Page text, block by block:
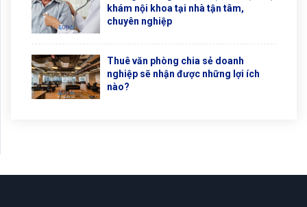
khám nội khoa tại nhà tận tâm,
chuyên nghiệp
Thuê văn phòng chia sẻ doanh
nghiệp sẽ nhận được những lợi ích
nào?